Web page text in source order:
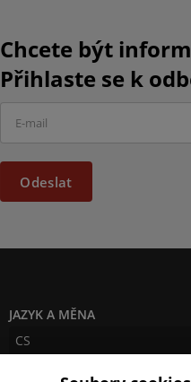
Chcete být
Přihlaste se k
Odeslat
JAZYK A MĚNA
CS
CZK (Kč)